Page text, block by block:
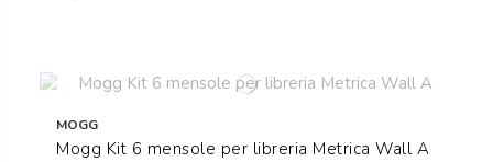
MOGG
Mogg Kit 6 mensole per libreria Metrica Wall A